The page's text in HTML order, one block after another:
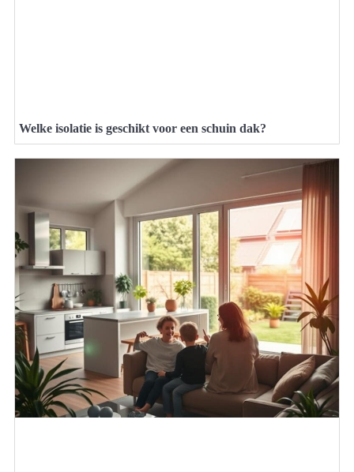
Welke isolatie is geschikt voor een schuin dak?